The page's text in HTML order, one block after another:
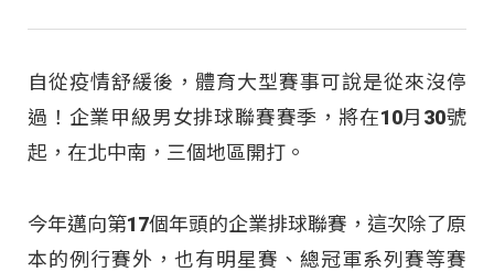
自從疫情舒緩後，體育大型賽事可說是從來沒停
過！企業甲級男女排球聯賽賽季，將在10月30號
起，在北中南，三個地區開打。
今年邁向第17個年頭的企業排球聯賽，這次除了原
本的例行賽外，也有明星賽、總冠軍系列賽等賽